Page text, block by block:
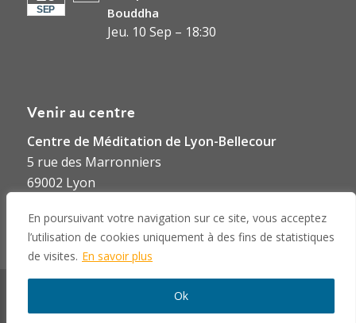
En poursuivant votre navigation sur ce site, vous acceptez
l’utilisation de cookies uniquement à des fins de statistiques
de visites. En savoir plus
Ok
SEP
Bouddha
Jeu. 10 Sep – 18:30
Venir au centre
Centre de Méditation de Lyon-Bellecour
5 rue des Marronniers
69002 Lyon
Nous contacter
©2024 Centre de Méditation Lyon-Bellecour - Site web :